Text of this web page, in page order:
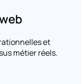
et
métier réels.